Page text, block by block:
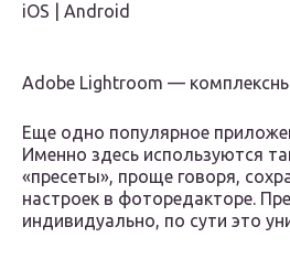
iOS | Android
Adobe Lightroom —
Еще одно популярное
Именно здесь используются
«пресеты», проще говоря,
настроек в фоторедакторе.
индивидуально, по сути это